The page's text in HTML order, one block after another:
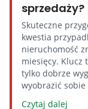
sprzedaży?
Skuteczne
kwestia
nieruchomość
miesięcy. Klucz
tylko dobrze
wyobrazić sobie
Czytaj dalej